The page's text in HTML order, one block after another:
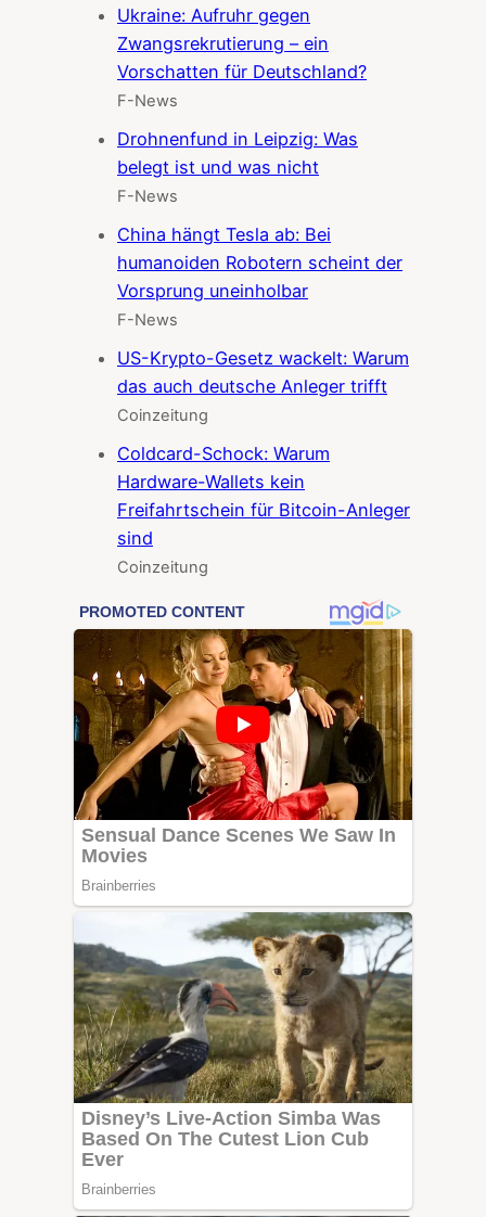
Ukraine: Aufruhr gegen
Zwangsrekrutierung – ein
Vorschatten für Deutschland?
F-News
Drohnenfund in Leipzig: Was
belegt ist und was nicht
F-News
China hängt Tesla ab: Bei
humanoiden Robotern scheint der
Vorsprung uneinholbar
F-News
US-Krypto-Gesetz wackelt: Warum
das auch deutsche Anleger trifft
Coinzeitung
Coldcard-Schock: Warum
Hardware-Wallets kein
Freifahrtschein für Bitcoin-Anleger
sind
Coinzeitung